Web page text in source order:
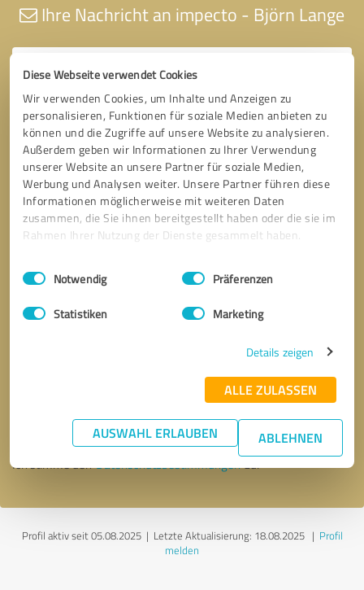
Diese Webseite verwendet Cookies
Wir verwenden Cookies, um Inhalte und Anzeigen zu
personalisieren, Funktionen für soziale Medien anbieten zu
können und die Zugriffe auf unsere Website zu analysieren.
Außerdem geben wir Informationen zu Ihrer Verwendung
unserer Website an unsere Partner für soziale Medien,
Werbung und Analysen weiter. Unsere Partner führen diese
Informationen möglicherweise mit weiteren Daten
zusammen, die Sie ihnen bereitgestellt haben oder die sie im
Rahmen Ihrer Nutzung der Dienste gesammelt haben.
Impressum Datenschutzbestimmungen
Einwilligungsauswahl
Notwendig Präferenzen
Statistiken Marketing
Details zeigen
ALLE ZULASSEN
AUSWAHL ERLAUBEN ABLEHNEN
Ihre Nachricht an impecto - Björn Lange
* Erforderliche Angaben
Nachricht senden
Ich stimme denDatenschutzbestimmungenzu.
Profil aktiv seit 05.08.2025 | Letzte Aktualisierung: 18.08.2025| Profil
melden